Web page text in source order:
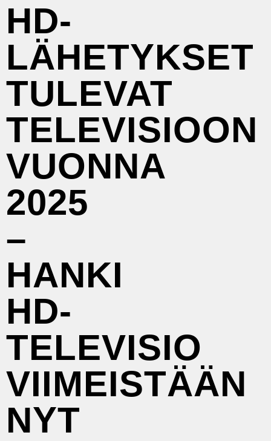
HD-
LÄHETYKSET
TULEVAT
TELEVISIOON
VUONNA
2025
–
HANKI
HD-
TELEVISIO
VIIMEISTÄÄN
NYT